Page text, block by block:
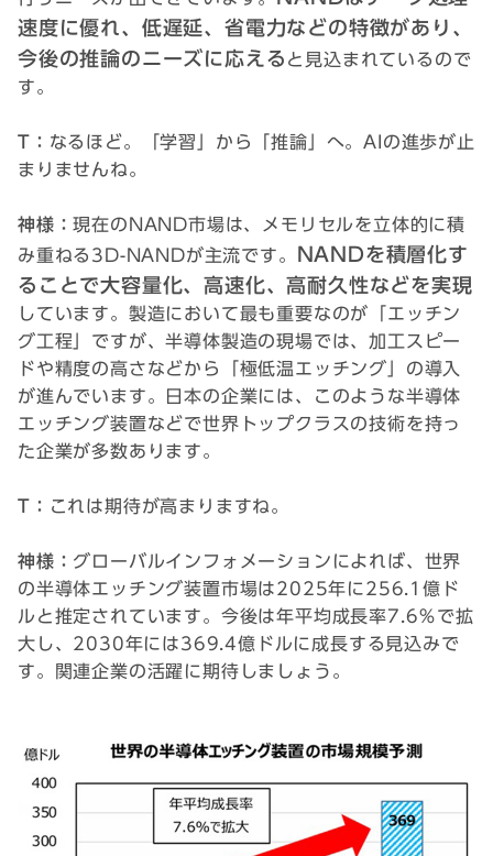
速度に優れ、低遅延、省電力などの特徴があり、
今後の推論のニーズに応える と見込まれているので
す。
T： なるほど。「学習」から「推論」へ。AIの進歩が止
まりませんね。
神様：現在のNAND市場は、メモリセルを立体的に積
み重ねる3D-NANDが主流です。
NANDを積層化す
ることで大容量化、高速化、高耐久性などを実現
しています。製造において最も重要なのが「エッチン
グ工程」ですが、半導体製造の現場では、加工スピー
ドや精度の高さなどから「極低温エッチング」の導入
が進んでいます。日本の企業には、このような半導体
エッチング装置などで世界トップクラスの技術を持っ
た企業が多数あります。
T： これは期待が高まりますね。
神様： グローバルインフォメーションによれば、世界
の半導体エッチング装置市場は2025年に256.1億ド
ルと推定されています。今後は年平均成長率7.6％で拡
大し、2030年には369.4億ドルに成長する見込みで
す。関連企業の活躍に期待しましょう。